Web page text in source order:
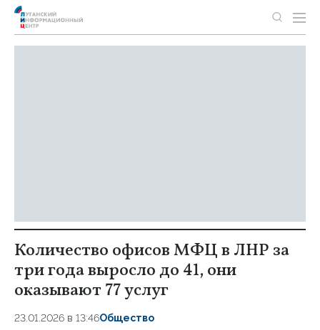
Количество офисов МФЦ в ЛНР за
три года выросло до 41, они
оказывают 77 услуг
23.01.2026 в 13:46Общество